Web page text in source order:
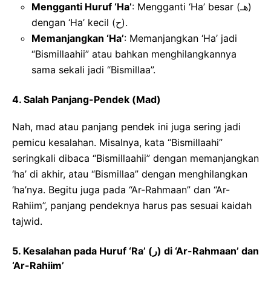
Mengganti Huruf ‘Ha’: Mengganti ‘Ha’ besar (هـ)
dengan ‘Ha’ kecil (ح).
Memanjangkan ‘Ha’: Memanjangkan ‘Ha’ jadi
“Bismillaahii” atau bahkan menghilangkannya
sama sekali jadi “Bismillaa”.
4. Salah Panjang-Pendek (Mad)
Nah, mad atau panjang pendek ini juga sering jadi
pemicu kesalahan. Misalnya, kata “Bismillaahi”
seringkali dibaca “Bismillaahii” dengan memanjangkan
‘ha’ di akhir, atau “Bismillaa” dengan menghilangkan
‘ha’nya. Begitu juga pada “Ar-Rahmaan” dan “Ar-
Rahiim”, panjang pendeknya harus pas sesuai kaidah
tajwid.
5. Kesalahan pada Huruf ‘Ra’ (ر) di ‘Ar-Rahmaan’ dan
‘Ar-Rahiim’